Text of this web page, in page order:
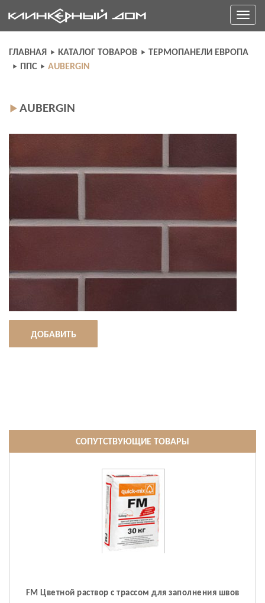
to
content
Toggle
ГЛАВНАЯ КАТАЛОГ ТОВАРОВ
ТЕРМОПАНЕЛИ ЕВРОПА
ППС
AUBERGIN
AUBERGIN
ДОБАВИТЬ
СОПУТСТВУЮЩИЕ ТОВАРЫ
FM Цветной раствор с трассом для заполнения швов